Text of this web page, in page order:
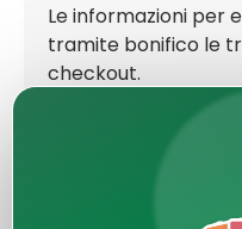
Le informazioni per
tramite bonifico le
checkout.